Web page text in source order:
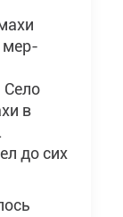
мер-
Село
в
до сих